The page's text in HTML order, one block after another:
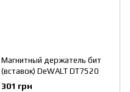
Магнитный держатель бит
(вставок) DeWALT DT7520
301 грн